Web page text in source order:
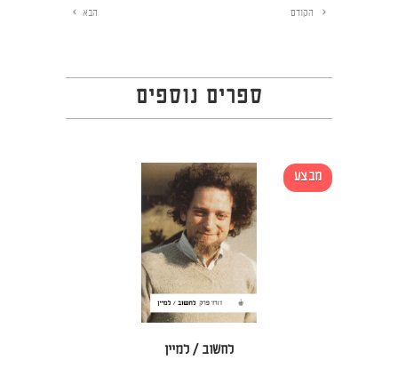
הבא הקודם
ספרים נוספים
לחשוב / למיין
מבצע